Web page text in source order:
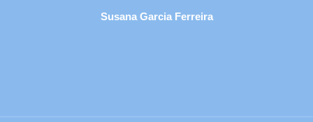
Susana Garcia Ferreira